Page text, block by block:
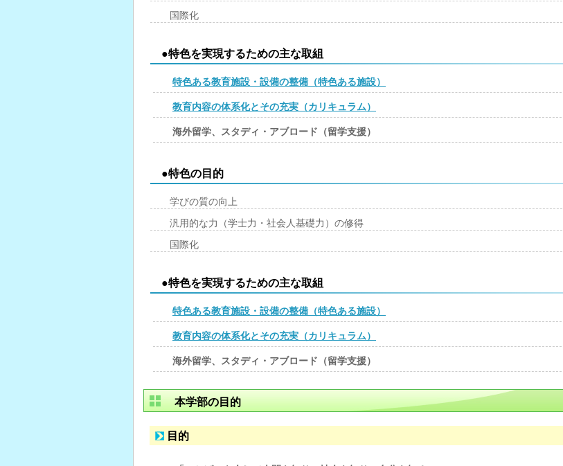
国際化
●特色を実現するための主な取組
特色ある教育施設・設備の整備（特色ある施設）
教育内容の体系化とその充実（カリキュラム）
海外留学、スタディ・アブロード（留学支援）
●特色の目的
学びの質の向上
汎用的な力（学士力・社会人基礎力）の修得
国際化
●特色を実現するための主な取組
特色ある教育施設・設備の整備（特色ある施設）
教育内容の体系化とその充実（カリキュラム）
海外留学、スタディ・アブロード（留学支援）
本学部の目的
目的